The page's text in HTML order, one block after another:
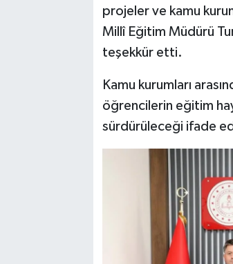
projeler ve kamu
Millî Eğitim Müdürü
teşekkür etti.
Kamu kurumları
öğrencilerin eğitim
sürdürüleceği ifade